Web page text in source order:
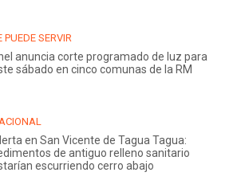
PUEDE SERVIR
anuncia corte programado de luz para
sábado en cinco comunas de la RM
en San Vicente de Tagua Tagua:
de antiguo relleno sanitario
escurriendo cerro abajo